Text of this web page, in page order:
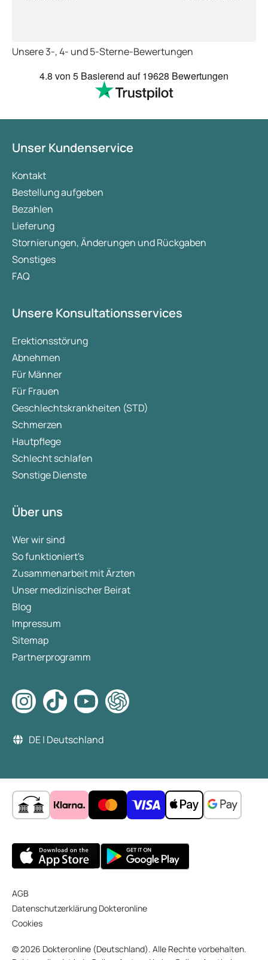
dauert obwohl ihr
richtig fix.
Unsere 3-, 4- und 5-Sterne-Bewertungen
4.8 von 5 Basierend auf19628 Bewertungen
Unser Kundenservice
Kontakt
Bestellung aufgeben
Bezahlen
Lieferung
Stornierungen, Änderungen und Rückgaben
Sonstiges
FAQ
Unsere Konsultationsservices
Erektionsstörung
Abnehmen
Für Männer
Für Frauen
Geschlechtskrankheiten (STD)
Schmerzen
Hautpflege
Schlecht schlafen
Sonstige Dienste
Über uns
Wer wir sind
So funktioniert's
Zusammenarbeit mit Ärzten
Unser medizinischer Beirat
Blog
Impressum
Sitemap
Partnerprogramm
DE | Deutschland
AGB
Datenschutzerklärung Dokteronline
Cookies
© 2026 Dokteronline (Deutschland). Alle Rechte vorbehalten.